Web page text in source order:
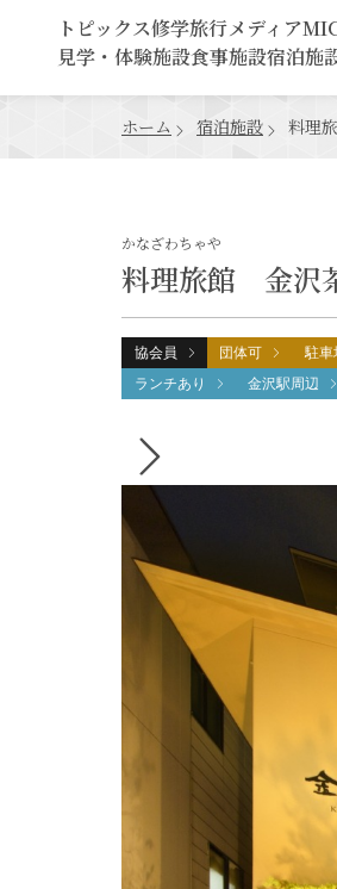
トピックス修学旅行メディア
見学・体験施設食事施設宿泊施
ホーム 宿泊施設 料理
料理旅館 金沢
かなざわちゃや
協会員 団体可 駐車
ランチあり
金沢駅周辺